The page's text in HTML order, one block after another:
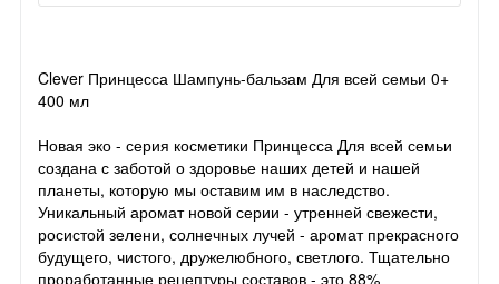
Clever Принцесса Шампунь-бальзам Для всей семьи 0+
400 мл
Новая эко - серия косметики Принцесса Для всей семьи
создана с заботой о здоровье наших детей и нашей
планеты, которую мы оставим им в наследство.
Уникальный аромат новой серии - утренней свежести,
росистой зелени, солнечных лучей - аромат прекрасного
будущего, чистого, дружелюбного, светлого. Тщательно
проработанные рецептуры составов - это 88%